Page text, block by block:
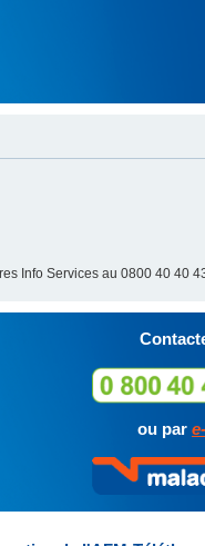
Info Services au 0800 40 40
ou par